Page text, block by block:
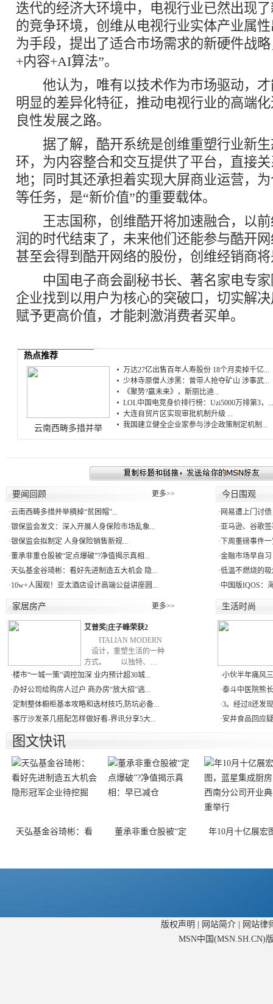
迭代的经济大环境中，电视行业已然出现
的竞争环境，创维从电视行业实体产业属
为手段，提出了适合市场需求的新硬件战
+内容+AI算法”。
他认为，唯有以技术作为市场驱动，才
明显的差异化特征，推动电视行业的高端
良性发展之路。
据了解，酷开系统是创维重塑行业新生
环，为内容整合和交互提供了平台，直接
地；同时其还承担着实现大屏商业运营，
等任务，是“新价值”的重要载体。
王志国称，创维酷开将加速融合，以前
润的时代结束了，未来他们还能参与酷开
甚至会得到酷开网络的股份，创维经销商
中国电子商会副秘书长、著名家电专家
企业找到以用户为核心的突破口，切实解
赋予更高价值，才能刺激消费者买单。
热点推荐
云南西畴多措并举
万达27亿出售百年人寿股份 18个月卖掉千亿...
少林寺原僧人涉黑：曾带人抢夺矿山 涉事武...
《聚势?赢未来》，斯丽比迪...
LOL中国电竞身价排行榜：Uzi5000万排第3，...
大连自贸片区实现审批机制升级 ...
我国建立健全企业家参与涉企政策制定机制...
要闻回顾 更多>>
·云南西畴多措并举摘掉“贫困帽”...
·银保监会发文：深入开展人身保险市场乱象...
·银保监会拟制定 人身保险销售新规...
·董承非重仓股被“定点爆破”?净值揭示真相...
·天弘基金谷琦彬：看好先进制造五大机会 隐...
·10w+人围观！亚太酒店设计高端公益讲座圆...
今日围观
· 网易遭上门讨
·亚马逊、谷歌
· 下周重磅事件
·金融市场早自
·低温不燃烧的
·中国版IQOS：
家居房产 更多>>
艾普奖|庄子峰荣获2
ITALIAN MODERN
设计，重塑生活的一种
方式。 以独特、…
·楼市“一城一策”调控加深 业内预计超30城...
·办好公司给购房人过户 商办房“放大招”逃...
·定制整体橱柜基本攻略和选材技巧,防坑必备...
·客厅沙发茶几搭配怎样做好看-界讯分享5大...
生活时尚
·小伙半年痛风
·泰斗中医院熊
·3。经过8还发
·安井食品回应
图文快讯
天弘基金谷琦彬：看 董承非重仓股被“定 年10月十亿展宏
版权声明 网站简介|
网站律
MSN中国(MSN.SH.CN)